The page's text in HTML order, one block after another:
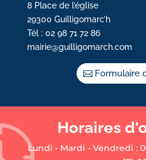
8 Place de l’église
29300 Guilligomarc’h
Tél : 02 98 71 72 86
mairie@guilligomarch.com
Formulaire
Horaires
Lundi - Mardi - Vendredi :